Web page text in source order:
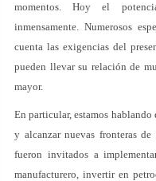
momentos. Hoy el
inmensamente. Numerosos
cuenta las exigencias del
pueden llevar su relación de
mayor.
En particular, estamos
y alcanzar nuevas fronteras
fueron invitados a
manufacturero, invertir en